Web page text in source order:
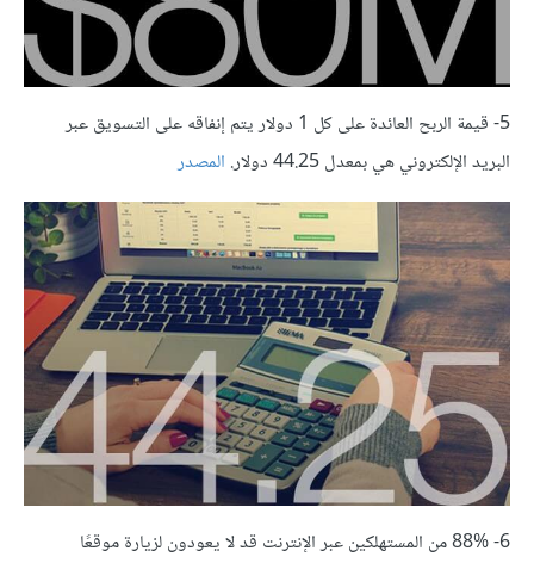
5- قيمة الربح العائدة على كل 1 دولار يتم إنفاقه على التسويق عبر
البريد الإلكتروني هي بمعدل 44.25 دولار.
المصدر
6- 88% من المستهلكين عبر الإنترنت قد لا يعودون لزيارة موقعًا